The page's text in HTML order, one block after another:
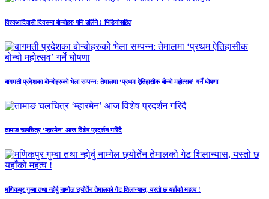
विश्वआदिवासी दिवसमा बोन्बोहरु पनि उर्लिने !-भिडियोसहित
बागमती प्रदेशका बोन्बोहरुको भेला सम्पन्न: तेमालमा ‘प्रथम ऐतिहासीक बोन्बो महोत्सव’ गर्ने घोषणा
तामाङ चलचित्र ‘म्हारमेन’ आज विशेष प्रदर्शन गरिदै
मणिकपुर गुम्बा तथा न्होर्बु नाम्गेल छ्योर्तेन तेमालको गेट शिलान्यास, यस्तो छ यहाँको महत्व !